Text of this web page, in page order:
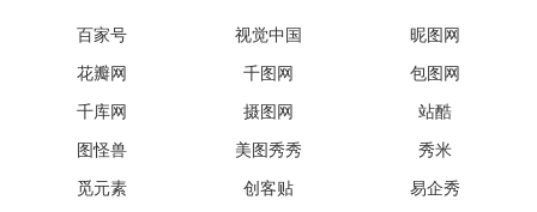
百家号 视觉中国
昵图网
花瓣网
千图网
包图网
千库网
摄图网
站酷
图怪兽
美图秀秀
秀米
觅元素
创客贴
易企秀